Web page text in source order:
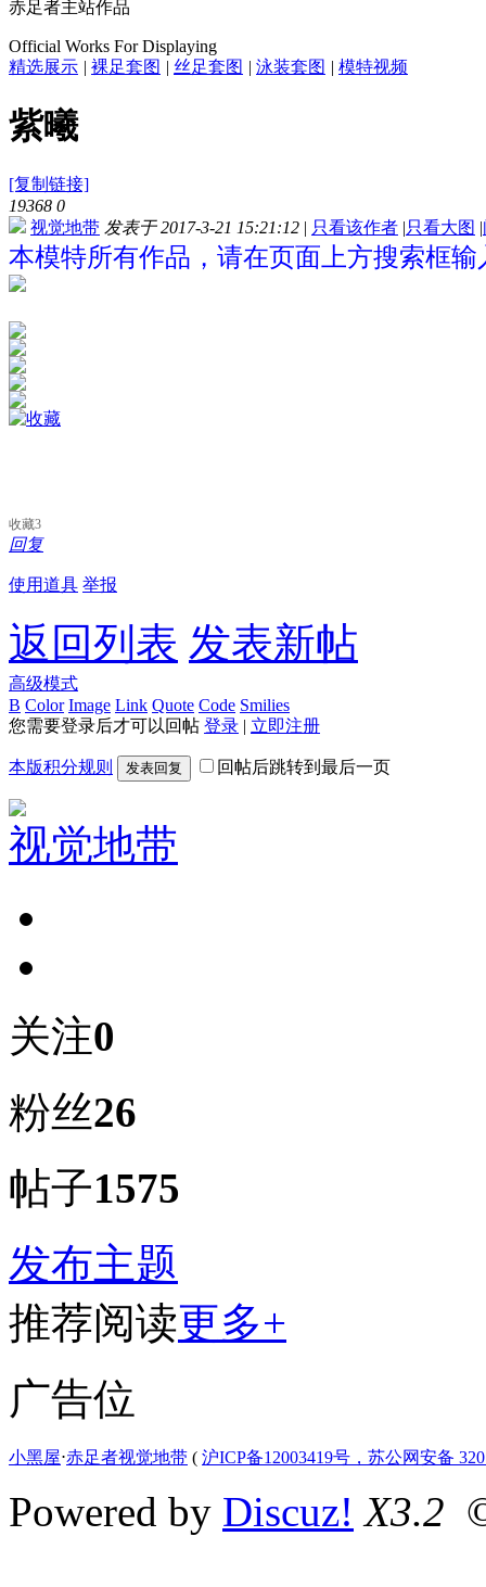
赤足者主站作品
Official Works For Displaying
精选展示 | 裸足套图 | 丝足套图 | 泳装套图 | 模特视频
紫曦
[复制链接]
19368 0
视觉地带 发表于 2017-3-21 15:21:12 | 只看该作者 |只看大图 |
本模特所有作品，请在页面上方搜索框输
收藏3
回复
使用道具 举报
返回列表 发表新帖
高级模式
B Color Image Link Quote Code Smilies
您需要登录后才可以回帖 登录 | 立即注册
本版积分规则 发表回复 回帖后跳转到最后一页
视觉地带
关注0
粉丝26
帖子1575
发布主题
推荐阅读更多+
广告位
小黑屋⋅赤足者视觉地带 ( 沪ICP备12003419号，苏公网安备
Powered by Discuz! X3.2